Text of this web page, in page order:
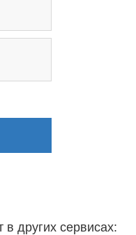
в других сервисах: